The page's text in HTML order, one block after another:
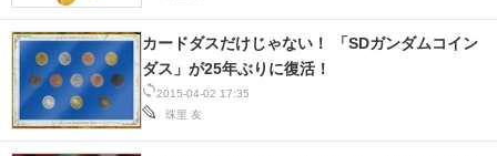
2015-04-02 17:35
珠里 友
カードダスだけじゃない！ 「SDガンダムコイン
ダス」が25年ぶりに復活！